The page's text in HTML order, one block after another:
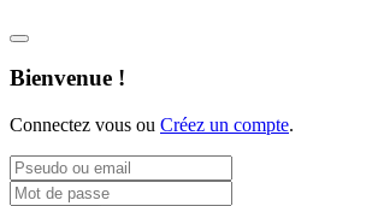
Bienvenue !
Connectez vous ou Créez un compte.